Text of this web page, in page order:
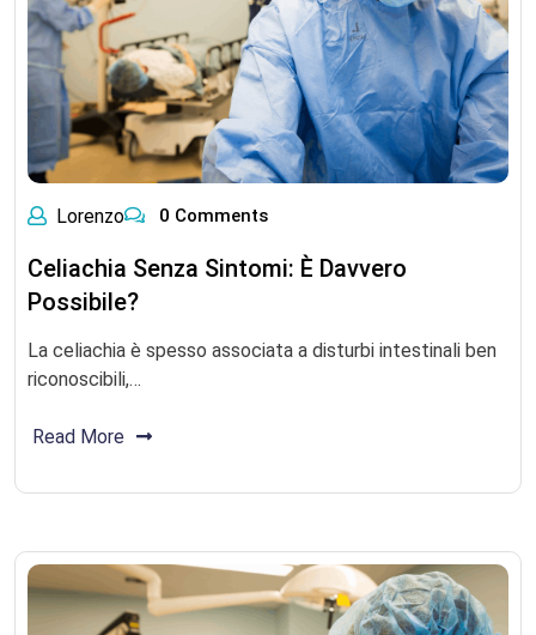
Lorenzo 0 Comments
Celiachia Senza Sintomi: È Davvero
Possibile?
La celiachia è spesso associata a disturbi intestinali ben
riconoscibili,…
Read More